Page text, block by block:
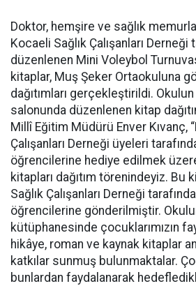
Doktor, hemşire ve sağlık
Kocaeli Sağlık Çalışanları Derneği
düzenlenen Mini Voleybol
kitaplar, Muş Şeker Ortaokuluna
dağıtımları gerçekleştirildi.
salonunda düzenlenen kitap
Millî Eğitim Müdürü Enver Kıvanç,
Çalışanları Derneği üyeleri
öğrencilerine hediye edilmek
kitapları dağıtım törenindeyiz. Bu
Sağlık Çalışanları Derneği
öğrencilerine gönderilmiştir.
kütüphanesinde çocuklarımızın
hikâye, roman ve kaynak kitaplar
katkılar sunmuş bulunmaktalar.
bunlardan faydalanarak